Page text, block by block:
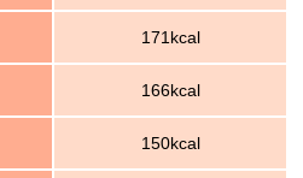
171kcal
166kcal
150kcal